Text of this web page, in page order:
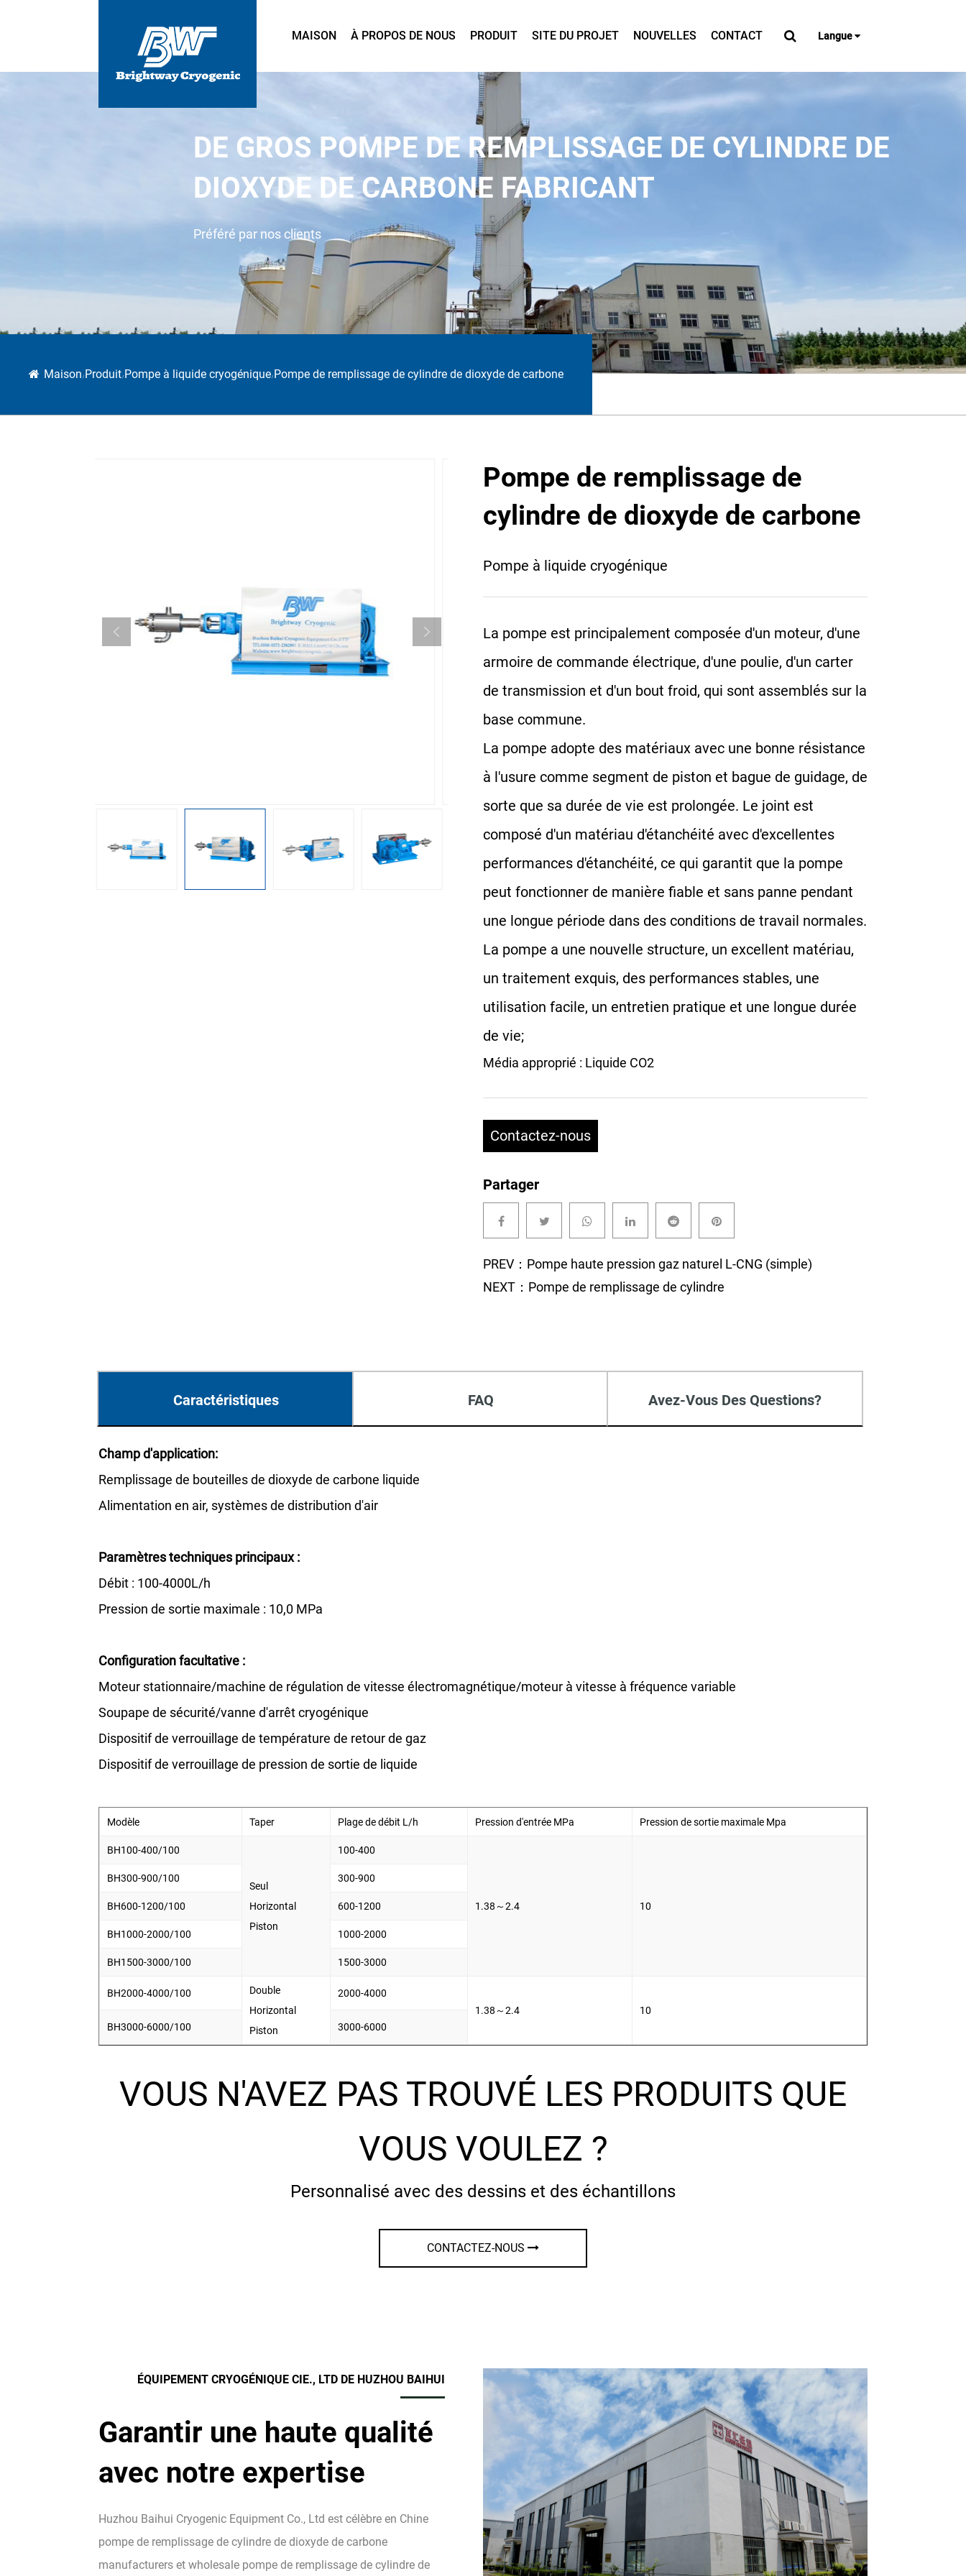
MAISON À PROPOS DE NOUS PRODUIT SITE DU PROJET NOUVELLES CONTACT Langue
DE GROS POMPE DE REMPLISSAGE DE CYLINDRE DE
DIOXYDE DE CARBONE FABRICANT
Préféré par nos clients
Maison / Produit/ Pompe à liquide cryogénique/ Pompe de remplissage de cylindre de dioxyde de carbone
Pompe de remplissage de
cylindre de dioxyde de carbone
Pompe à liquide cryogénique
La pompe est principalement composée d'un moteur, d'une
armoire de commande électrique, d'une poulie, d'un carter
de transmission et d'un bout froid, qui sont assemblés sur la
base commune.
La pompe adopte des matériaux avec une bonne résistance
à l'usure comme segment de piston et bague de guidage, de
sorte que sa durée de vie est prolongée. Le joint est
composé d'un matériau d'étanchéité avec d'excellentes
performances d'étanchéité, ce qui garantit que la pompe
peut fonctionner de manière fiable et sans panne pendant
une longue période dans des conditions de travail normales.
La pompe a une nouvelle structure, un excellent matériau,
un traitement exquis, des performances stables, une
utilisation facile, un entretien pratique et une longue durée
de vie;
Média approprié : Liquide CO2
Contactez-nous
Partager
PREV：Pompe haute pression gaz naturel L-CNG (simple)
NEXT：Pompe de remplissage de cylindre
Caractéristiques FAQ Avez-Vous Des Questions?
Champ d'application:
Remplissage de bouteilles de dioxyde de carbone liquide
Alimentation en air, systèmes de distribution d'air
Paramètres techniques principaux :
Débit : 100-4000L/h
Pression de sortie maximale : 10,0 MPa
Configuration facultative :
Moteur stationnaire/machine de régulation de vitesse électromagnétique/moteur à vitesse à fréquence variable
Soupape de sécurité/vanne d'arrêt cryogénique
Dispositif de verrouillage de température de retour de gaz
Dispositif de verrouillage de pression de sortie de liquide
Modèle Taper Plage de débit L/h Pression d'entrée MPa Pression de sortie maximale Mpa
BH100-400/100
Seul
Horizontal
Piston
100-400
1.38～2.4 10
BH300-900/100 300-900
BH600-1200/100 600-1200
BH1000-2000/100 1000-2000
BH1500-3000/100 1500-3000
BH2000-4000/100
Double
Horizontal
Piston
2000-4000
1.38～2.4
10
BH3000-6000/100
3000-6000
VOUS N'AVEZ PAS TROUVÉ LES PRODUITS QUE
VOUS VOULEZ ?
Personnalisé avec des dessins et des échantillons
CONTACTEZ-NOUS
ÉQUIPEMENT CRYOGÉNIQUE CIE., LTD DE HUZHOU BAIHUI
Garantir une haute qualité
avec notre expertise
Huzhou Baihui Cryogenic Equipment Co., Ltd est célèbre en Chine
pompe de remplissage de cylindre de dioxyde de carbone
manufacturers et wholesale pompe de remplissage de cylindre de